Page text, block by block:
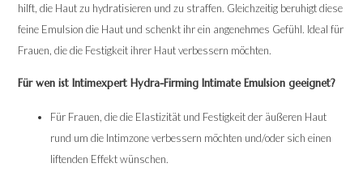
hilft, die Haut zu hydratisieren und zu straffen. Gleichzeitig beruhigt diese
feine Emulsion die Haut und schenkt ihr ein angenehmes Gefühl. Ideal für
Frauen, die die Festigkeit ihrer Haut verbessern möchten.
Für wen ist Intimexpert Hydra-Firming Intimate Emulsion geeignet?
Für Frauen, die die Elastizität und Festigkeit der äußeren Haut
rund um die Intimzone verbessern möchten und/oder sich einen
liftenden Effekt wünschen.